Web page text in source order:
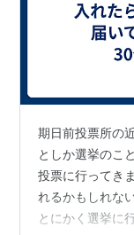
期日前投票所の
としか選挙のこ
投票に行ってき
れるかもしれな
とにかく選挙に